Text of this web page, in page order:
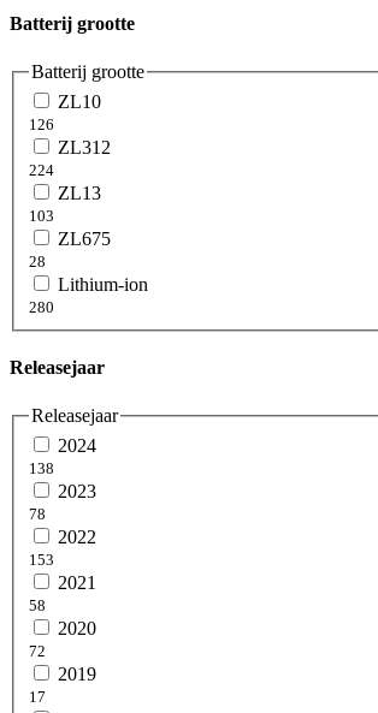
Batterij grootte
Batterij grootte
ZL10
126
ZL312
224
ZL13
103
ZL675
28
Lithium-ion
280
Releasejaar
Releasejaar
2024
138
2023
78
2022
153
2021
58
2020
72
2019
17